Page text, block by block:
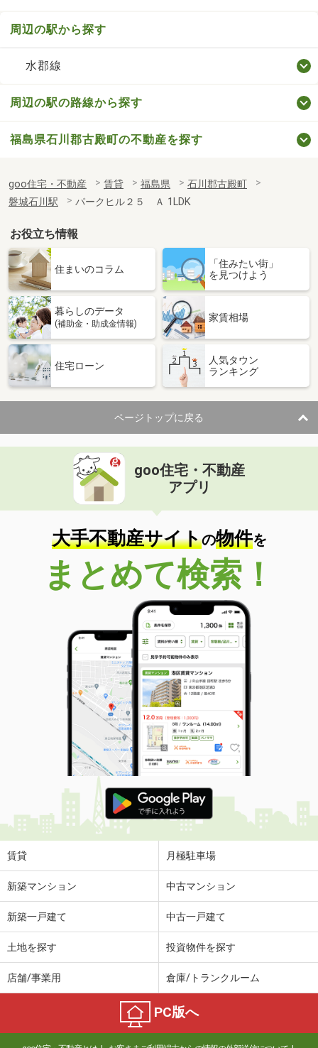
周辺の駅から探す
水郡線
周辺の駅の路線から探す
福島県石川郡古殿町の不動産を探す
goo住宅・不動産 賃貸 福島県
石川郡古殿町
磐城石川駅
パークヒル２５ Ａ 1LDK
お役立ち情報
住まいのコラム
「住みたい街」
を見つけよう
暮らしのデータ
(補助金・助成金情報)
家賃相場
住宅ローン
人気タウン
ランキング
ページトップに戻る
goo住宅・不動産
アプリ
大手不動産サイトの物件を
まとめて検索！
賃貸 月極駐車場
新築マンション 中古マンション
新築一戸建て 中古一戸建て
土地を探す 投資物件を探す
店舗/事業用 倉庫/トランクルーム
PC版へ